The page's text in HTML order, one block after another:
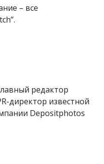
– все
редактор
директор известной
Depositphotos